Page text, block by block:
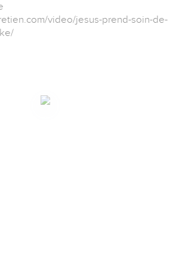
video/jesus-prend-soin-de-